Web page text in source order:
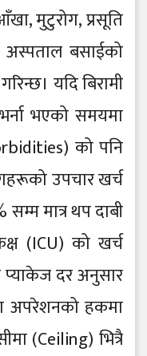
मुटुरोग, प्रसूति
बसाईको
यदि बिरामी
भएको समयमा
को पनि
उपचार खर्च
मात्र थप दाबी
(ICU) को खर्च
दर अनुसार
अपरेशनको हकमा
(Ceiling) भित्रै